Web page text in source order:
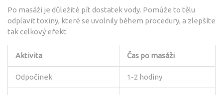
Po masáži je důležité pít dostatek vody. Pomůže to tělu
odplavit toxiny, které se uvolnily během procedury, a zlepšíte
tak celkový efekt.
Aktivita Čas po masáži
Odpočinek 1-2 hodiny